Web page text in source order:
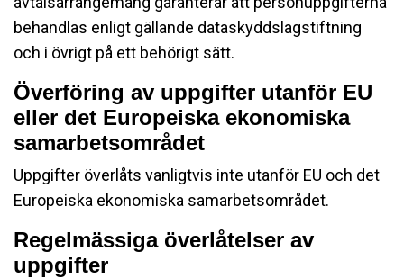
behandlas enligt gällande dataskyddslagstiftning
och i övrigt på ett behörigt sätt.
Överföring av uppgifter utanför EU
eller det Europeiska ekonomiska
samarbetsområdet
Uppgifter överlåts vanligtvis inte utanför EU och det
Europeiska ekonomiska samarbetsområdet.
Regelmässiga överlåtelser av
uppgifter